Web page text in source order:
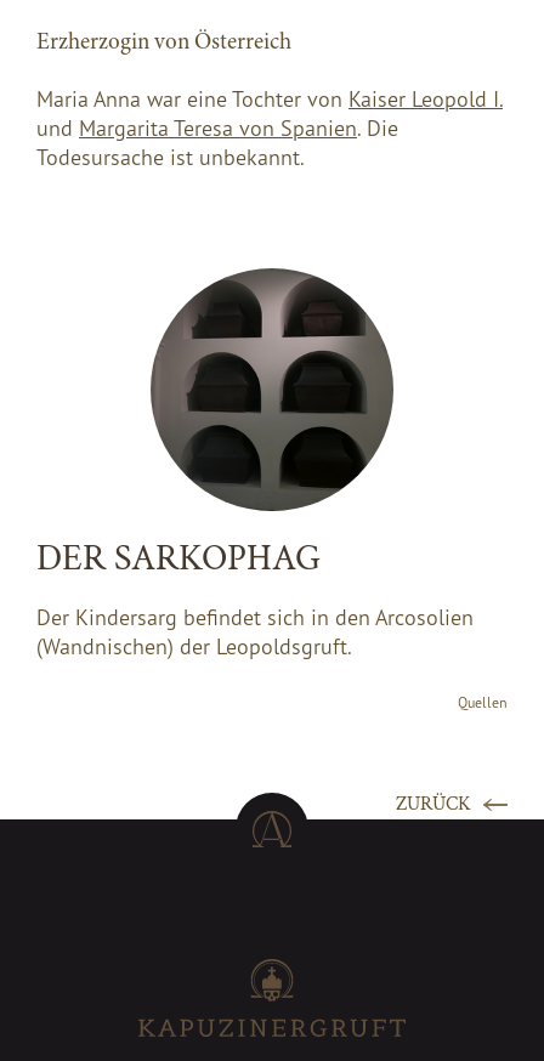
Erzherzogin von Österreich
Maria Anna war eine Tochter von Kaiser Leopold I.
und Margarita Teresa von Spanien. Die
Todesursache ist unbekannt.
DER SARKOPHAG
Der Kindersarg befindet sich in den Arcosolien
(Wandnischen) der Leopoldsgruft.
Quellen
ZURÜCK